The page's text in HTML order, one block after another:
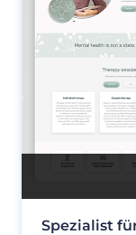
Spezialist